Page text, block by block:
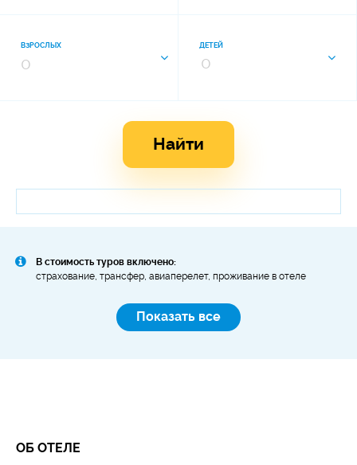
ВЗРОСЛЫХ
0
ДЕТЕЙ
Найти
В стоимость туров включено:
страхование, трансфер, авиаперелет, проживание в отеле
Показать все
ОБ ОТЕЛЕ